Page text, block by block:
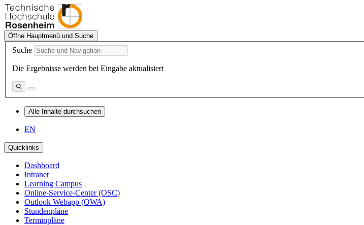
Öffne Hauptmenü und Suche
Suche
Die Ergebnisse werden bei Eingabe aktualisiert
Alle Inhalte durchsuchen
EN
Quicklinks
Dashboard
Intranet
Learning Campus
Online-Service-Center (OSC)
Outlook Webapp (OWA)
Stundenpläne
Terminpläne